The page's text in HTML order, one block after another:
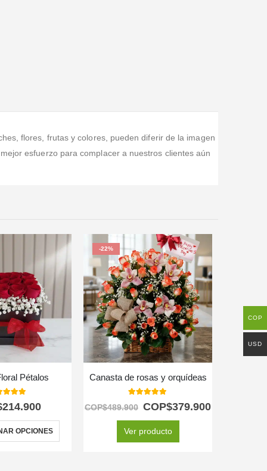
flores, frutas y colores, pueden diferir de la imagen
esfuerzo para complacer a nuestros clientes aún
Pétalos
214.900
OPCIONES
-22%
Canasta de rosas y orquídeas
out of 5
COP$489.900 COP$379.900
Ver producto
COP
USD